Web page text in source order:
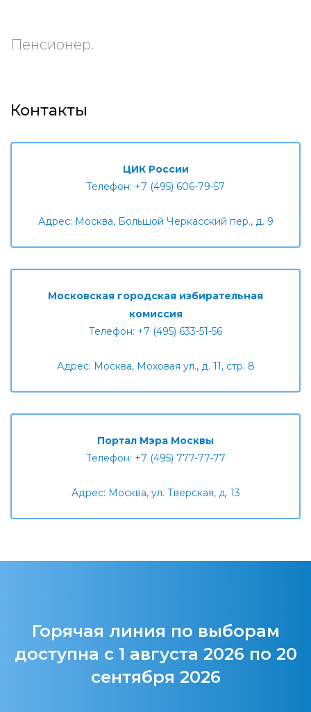
Пенсионер.
Контакты
ЦИК России
Телефон: +7 (495) 606-79-57
Адрес: Москва, Большой Черкасский пер., д. 9
Московская городская избирательная
комиссия
Телефон: +7 (495) 633-51-56
Адрес: Москва, Моховая ул., д. 11, стр. 8
Портал Мэра Москвы
Телефон: +7 (495) 777-77-77
Адрес: Москва, ул. Тверская, д. 13
Горячая линия по выборам
доступна с 1 августа 2026 по 20
сентября 2026